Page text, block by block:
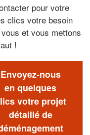
pour votre
clics votre besoin
et vous mettons
!
Envoyez-nous
en quelques
votre projet
détaillé de